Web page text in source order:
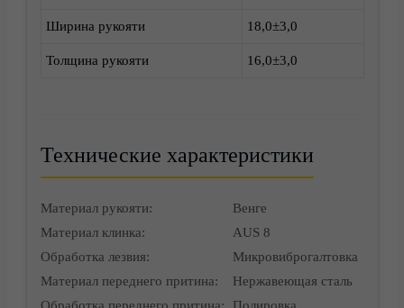
Ширина рукояти 18,0±3,0
Толщина рукояти 16,0±3,0
Технические характеристики
Материал рукояти:
Венге
Материал клинка:
AUS 8
Обработка лезвия:
Микровиброгалтовка
Материал переднего притина:
Нержавеющая сталь